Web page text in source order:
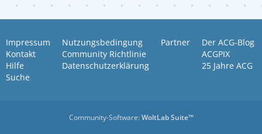
Impressum
Kontakt
Hilfe
Suche
Nutzungsbedingung
Community Richtlinie
Datenschutzerklärung
Partner
Der ACG-Blog
ACGPIX
25 Jahre ACG
Community-Software:WoltLab Suite™